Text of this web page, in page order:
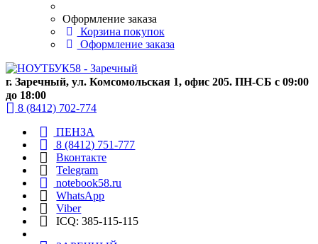
Оформление заказа
Корзина покупок
Оформление заказа
г. Заречный, ул. Комсомольская 1, офис 205. ПН-СБ с 09:00
до 18:00
8 (8412) 702-774
ПЕНЗА
8 (8412) 751-777
Вконтакте
Telegram
notebook58.ru
WhatsApp
Viber
ICQ: 385-115-115